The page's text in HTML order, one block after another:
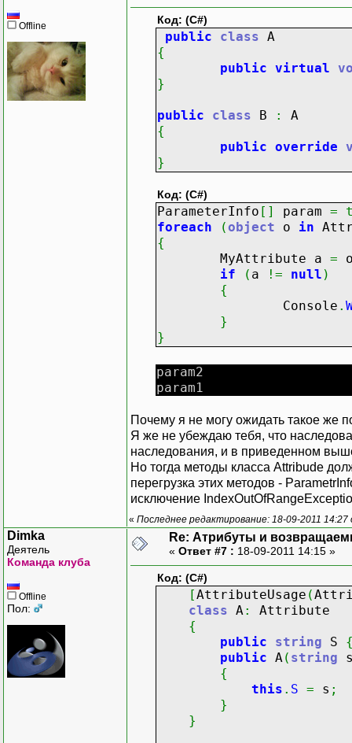
Offline Код: (C#)
public class A
{
public virtual
}
public class B :
A
{
public override
}
Код: (C#)
ParameterInfo [ ] param =
foreach
(object o in
{
MyAttribute a =
if
( a != null )
{
Console .
}
}
param2
param1
Почему я не могу ожидать такое же
Я же не убеждаю тебя, что
наследования, и в приведенном
Но тогда методы класса Attribude
перегрузка этих методов -
исключение
« Последнее редактирование: 18-09-2011 14:27
Dimka
Деятель
Команда клуба
Offline
Пол:
Re: Атрибуты и
« Ответ #7 : 18-09-2011 14:15 »
Код: (C#)
[AttributeUsage (
class A :
Attribute
{
public
string S
public A ( string
{
this . S = s ;
}
}